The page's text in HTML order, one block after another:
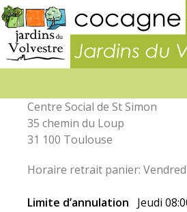
Centre Social de St Simon
35 chemin du Loup
31 100 Toulouse
Horaire retrait panier:
Limite d’annulation Jeudi